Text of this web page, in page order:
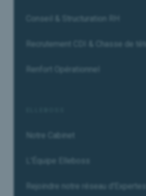
Conseil & Structuration RH
Recrutement CDI & Chasse de tête
Renfort Opérationnel
Notre Cabinet
L'Équipe Elleboss
Rejoindre notre réseau d'Expertes